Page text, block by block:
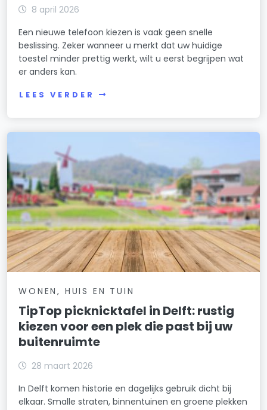
8 april 2026
Een nieuwe telefoon kiezen is vaak geen snelle
beslissing. Zeker wanneer u merkt dat uw huidige
toestel minder prettig werkt, wilt u eerst begrijpen wat
er anders kan.
LEES VERDER
WONEN, HUIS EN TUIN
TipTop picknicktafel in Delft: rustig
kiezen voor een plek die past bij uw
buitenruimte
28 maart 2026
In Delft komen historie en dagelijks gebruik dicht bij
elkaar. Smalle straten, binnentuinen en groene plekken